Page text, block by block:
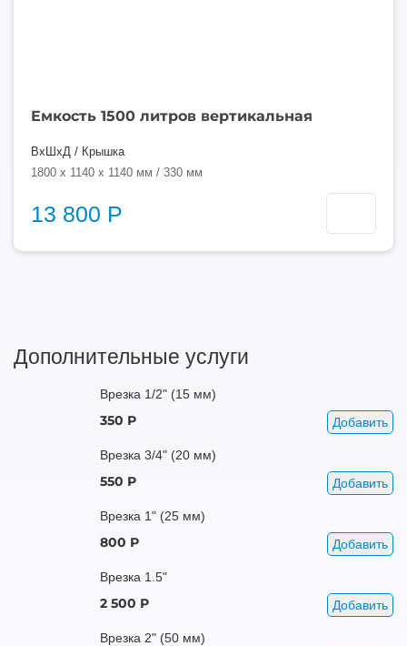
Емкость 1500 литров вертикальная
ВхШхД / Крышка
1800 x 1140 x 1140 мм / 330 мм
13 800 Р
Дополнительные услуги
Врезка 1/2" (15 мм)
350 Р Добавить
Врезка 3/4" (20 мм)
550 Р Добавить
Врезка 1" (25 мм)
800 Р Добавить
Врезка 1.5"
2 500 Р Добавить
Врезка 2" (50 мм)